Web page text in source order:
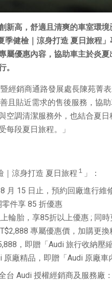
新高，舒適且清爽的車室環
季健檢｜涼身打造 夏日旅程
屬優惠內容，協助車主於炎
。
經銷商通路發展處長陳苑菁
且貼近需求的售後服務，協
空調清潔服務外，也結合夏
每段夏日旅程。」
｜涼身打造 夏日旅程 １
」：
月 15 日止，預約回廠進行維
件享 85 折優惠
輪胎，享85折以上優惠 ; 同
專屬優惠價，加購更換
，即贈「Audi 旅行收納壓
原廠精品，即贈「Audi 原廠車
台 Audi 授權經銷商及服務廠：